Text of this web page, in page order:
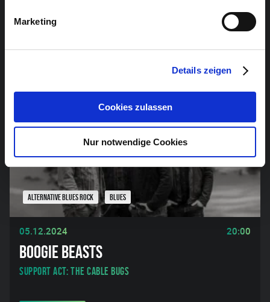
Marketing
Details zeigen
Cookies zulassen
Nur notwendige Cookies
ALTERNATIVE BLUES ROCK BLUES
05.12.2024 20:00
BOOGIE BEASTS
Support Act: The Cable Bugs